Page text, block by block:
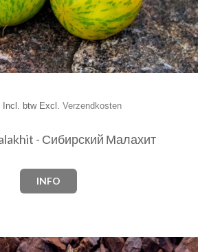
btw Excl. Verzendkosten
- Сибирский Малахит
INFO